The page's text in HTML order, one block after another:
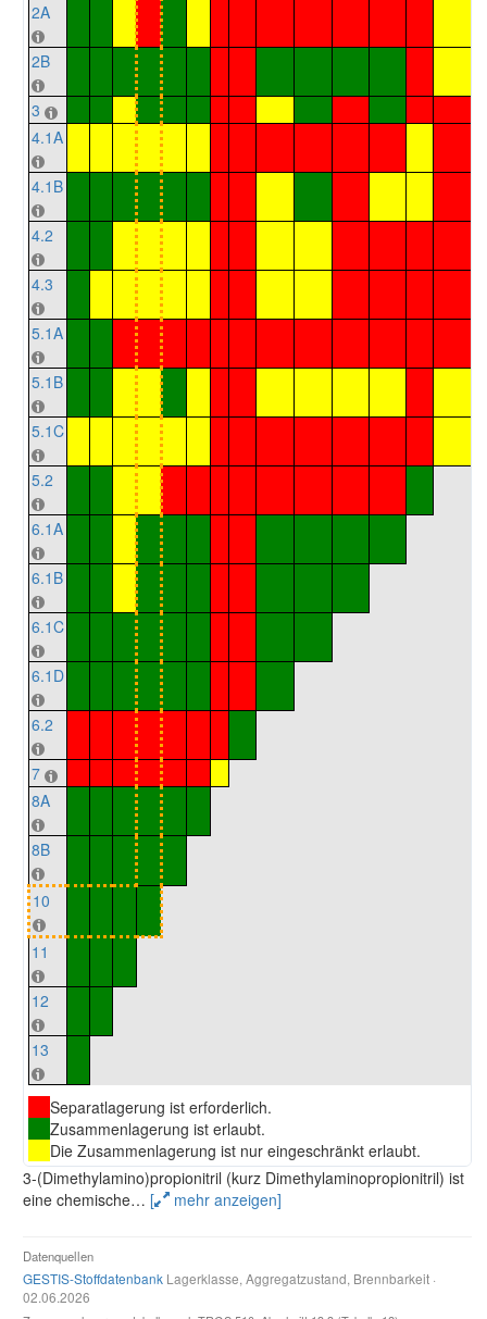
2A
2B
3
4.1A
4.1B
4.2
4.3
5.1A
5.1B
5.1C
5.2
6.1A
6.1B
6.1C
6.1D
6.2
7
8A
8B
10
11
12
13
Separatlagerung ist erforderlich.
Zusammenlagerung ist erlaubt.
Die Zusammenlagerung ist nur eingeschränkt erlaubt.
3-(Dimethylamino)propionitril (kurz Dimethylaminopropionitril) ist
eine chemische… [ mehr anzeigen]
Datenquellen
GESTIS-Stoffdatenbank Lagerklasse, Aggregatzustand, Brennbarkeit ·
02.06.2026